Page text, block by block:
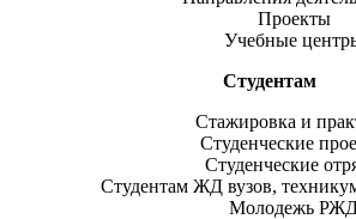
Проекты
Учебные
Студентам
Стажировка и
Студенческие
Студенческие
Студентам ЖД вузов,
Молодежь